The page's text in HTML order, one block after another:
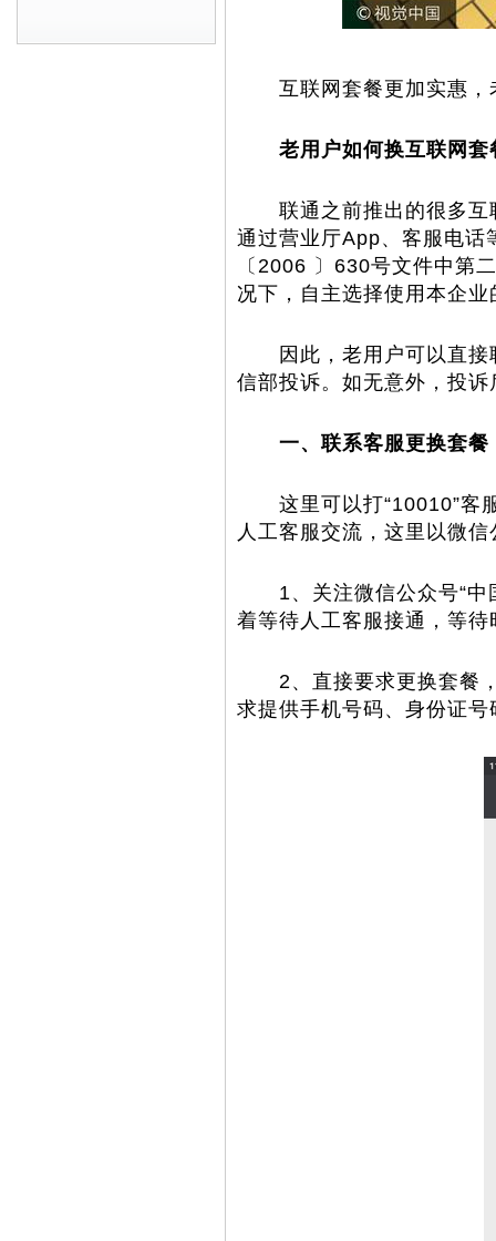
互联网套餐更加实惠，
老用户如何换互联网套
联通之前推出的很多互
通过营业厅App、客服电话
〔2006 〕630号文件中第
况下，自主选择使用本企
因此，老用户可以直接
信部投诉。如无意外，投
一、联系客服更换套餐
这里可以打“10010”客服
人工客服交流，这里以微
1、关注微信公众号“中
着等待人工客服接通，等
2、直接要求更换套餐，
求提供手机号码、身份证